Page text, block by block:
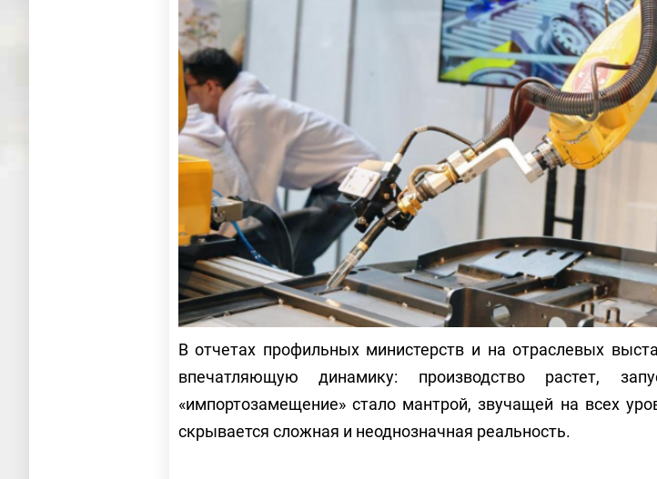
В отчетах профильных министерств и на отраслевых
впечатляющую динамику: производство растет,
«импортозамещение» стало мантрой, звучащей на всех
скрывается сложная и неоднозначная реальность.